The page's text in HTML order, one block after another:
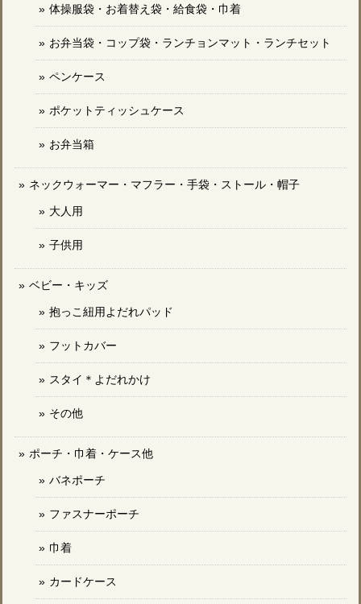
体操服袋・お着替え袋・給食袋・巾着
お弁当袋・コップ袋・ランチョンマット・ランチセット
ペンケース
ポケットティッシュケース
お弁当箱
ネックウォーマー・マフラー・手袋・ストール・帽子
大人用
子供用
ベビー・キッズ
抱っこ紐用よだれパッド
フットカバー
スタイ＊よだれかけ
その他
ポーチ・巾着・ケース他
バネポーチ
ファスナーポーチ
巾着
カードケース